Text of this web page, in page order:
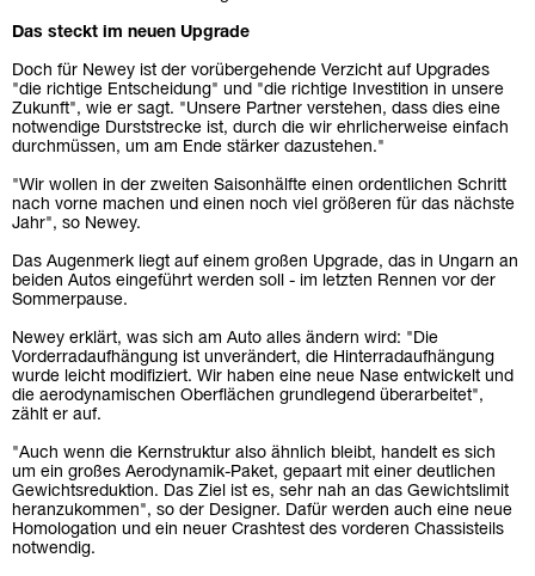
Das steckt im neuen Upgrade
Doch für Newey ist der vorübergehende Verzicht auf Upgrades
"die richtige Entscheidung" und "die richtige Investition in unsere
Zukunft", wie er sagt. "Unsere Partner verstehen, dass dies eine
notwendige Durststrecke ist, durch die wir ehrlicherweise einfach
durchmüssen, um am Ende stärker dazustehen."
"Wir wollen in der zweiten Saisonhälfte einen ordentlichen Schritt
nach vorne machen und einen noch viel größeren für das nächste
Jahr", so Newey.
Das Augenmerk liegt auf einem großen Upgrade, das in Ungarn an
beiden Autos eingeführt werden soll - im letzten Rennen vor der
Sommerpause.
Newey erklärt, was sich am Auto alles ändern wird: "Die
Vorderradaufhängung ist unverändert, die Hinterradaufhängung
wurde leicht modifiziert. Wir haben eine neue Nase entwickelt und
die aerodynamischen Oberflächen grundlegend überarbeitet",
zählt er auf.
"Auch wenn die Kernstruktur also ähnlich bleibt, handelt es sich
um ein großes Aerodynamik-Paket, gepaart mit einer deutlichen
Gewichtsreduktion. Das Ziel ist es, sehr nah an das Gewichtslimit
heranzukommen", so der Designer. Dafür werden auch eine neue
Homologation und ein neuer Crashtest des vorderen Chassisteils
notwendig.